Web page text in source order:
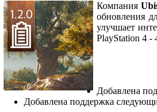
Компания
обновления
улучшает
PlayStation 4 -
Добавлена
Добавлена поддержка